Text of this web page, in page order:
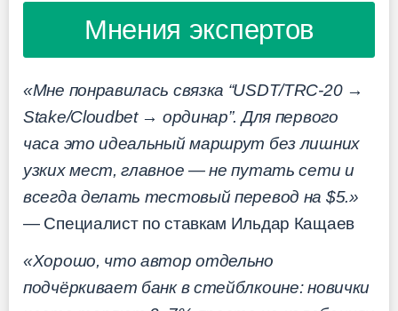
Мнения экспертов
«Мне понравилась связка “USDT/TRC-20 →
Stake/Cloudbet → ординар”. Для первого
часа это идеальный маршрут без лишних
узких мест, главное — не путать сети и
всегда делать тестовый перевод на $5.»
— Специалист по ставкам Ильдар Кащаев
«Хорошо, что автор отдельно
подчёркивает банк в стейблкоине: новички